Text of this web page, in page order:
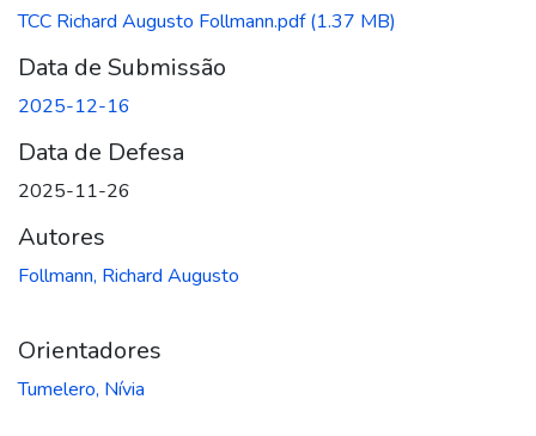
TCC Richard Augusto Follmann.pdf(1.37 MB)
Data de Submissão
2025-12-16
Data de Defesa
2025-11-26
Autores
Follmann, Richard Augusto
Orientadores
Tumelero, Nívia